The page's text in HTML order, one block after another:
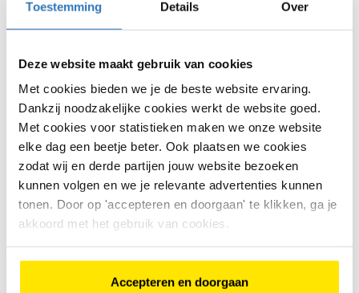
Toestemming Details Over
Deze website maakt gebruik van cookies
Met cookies bieden we je de beste website ervaring.
Dankzij noodzakelijke cookies werkt de website goed.
Met cookies voor statistieken maken we onze website
elke dag een beetje beter. Ook plaatsen we cookies
zodat wij en derde partijen jouw website bezoeken
kunnen volgen en we je relevante advertenties kunnen
tonen. Door op 'accepteren en doorgaan' te klikken, ga je
akkoord met het gebruik van cookies.
Accepteren en doorgaan
Cube SL Road Type SL
€590,-
Bike Totaal Van der Koog
Numansdorp
Numansdorp
Over Bike Totaal Van der Koog en
de regio
Numansdorp. Vanuit deze locatie helpt de winkel